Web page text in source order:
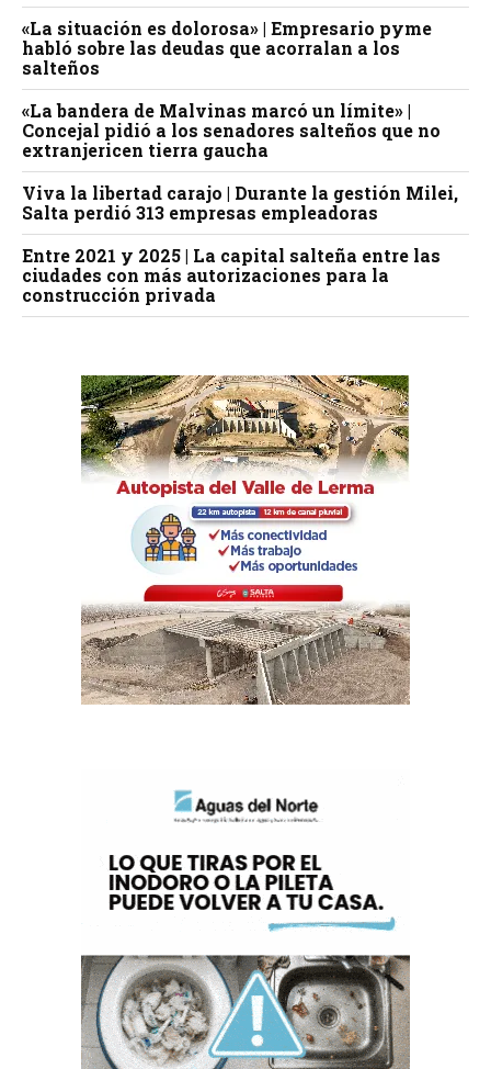
«La situación es dolorosa» | Empresario pyme
habló sobre las deudas que acorralan a los
salteños
«La bandera de Malvinas marcó un límite» |
Concejal pidió a los senadores salteños que no
extranjericen tierra gaucha
Viva la libertad carajo | Durante la gestión Milei,
Salta perdió 313 empresas empleadoras
Entre 2021 y 2025 | La capital salteña entre las
ciudades con más autorizaciones para la
construcción privada